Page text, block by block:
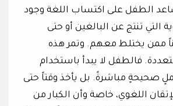
الطفل على اكتساب اللغة وجود
التي تنتج عن البالغين أو حتى
ممن يختلط معهم. وتمر هذه
فالطفل لا يبدأ باستخدام
صحيحةٍ مباشرةً. بل يأخذ وقتاً حتى
اللغوي، خاصة وأن الكبار من